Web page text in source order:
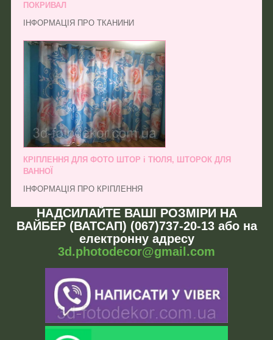
ПОКРИВАЛ
ІНФОРМАЦІЯ ПРО ТКАНИНИ
КРІПЛЕННЯ ДЛЯ ФОТО ШТОР і ТЮЛЯ, ШТОРОК ДЛЯ
ВАННОЇ
ІНФОРМАЦІЯ ПРО КРІПЛЕННЯ
НАДСИЛАЙТЕ ВАШІ РОЗМІРИ НА
ВАЙБЕР (ВАТСАП) (067)737-20-13 або на
електронну адресу
3d.photodecor@gmail.com